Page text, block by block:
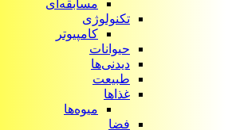
مسابقه‌ای
تکنولوژی
کامپیوتر
حیوانات
دیدنی‌ها
طبیعت
غذاها
میوه‌ها
فضا